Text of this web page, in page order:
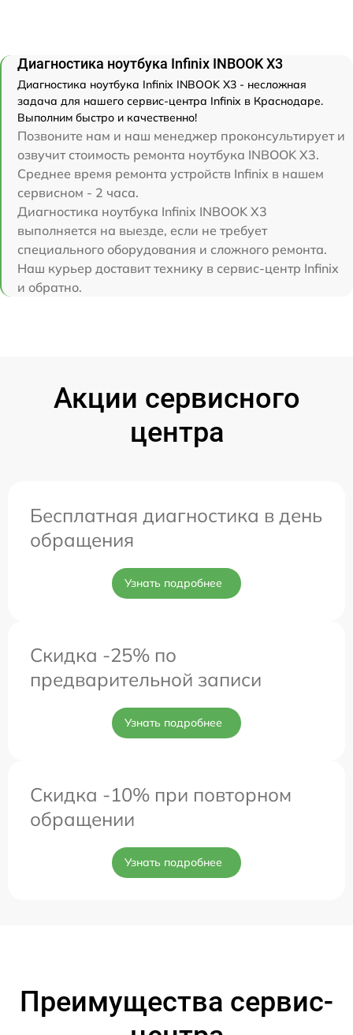
Диагностика ноутбука Infinix INBOOK X3
Диагностика ноутбука Infinix INBOOK X3 - несложная
задача для нашего сервис-центра Infinix в Краснодаре.
Выполним быстро и качественно!
Позвоните нам и наш менеджер проконсультирует и
озвучит стоимость ремонта ноутбука INBOOK X3.
Среднее время ремонта устройств Infinix в нашем
сервисном - 2 часа.
Диагностика ноутбука Infinix INBOOK X3
выполняется на выезде, если не требует
специального оборудования и сложного ремонта.
Наш курьер доставит технику в сервис-центр Infinix
и обратно.
Акции сервисного
центра
Бесплатная диагностика в день
обращения
Узнать подробнее
Скидка -25% по
предварительной записи
Узнать подробнее
Скидка -10% при повторном
обращении
Узнать подробнее
Преимущества сервис-